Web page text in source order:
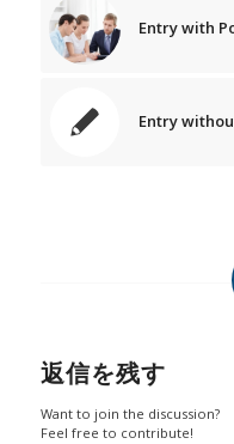
Entry with
Entry
返信を残す
Want to join the discussion?
Feel free to contribute!